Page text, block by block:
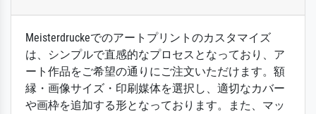
Meisterdruckeでのアートプリントのカスタマイズ
は、シンプルで直感的なプロセスとなっており、ア
ート作品をご希望の通りにご注文いただけます。額
縁・画像サイズ・印刷媒体を選択し、適切なカバー
や画枠を追加する形となっております。また、マッ